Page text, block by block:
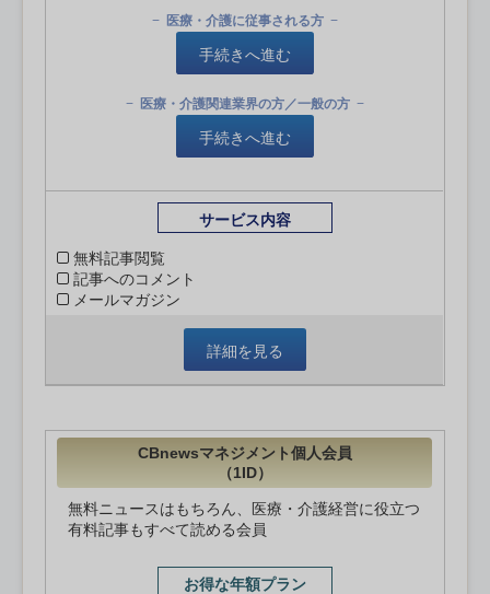
医療・介護に従事される方
手続きへ進む
医療・介護関連業界の方／一般の方
手続きへ進む
サービス内容
無料記事閲覧
記事へのコメント
メールマガジン
詳細を見る
CBnewsマネジメント個人会員
（1ID）
無料ニュースはもちろん、医療・介護経営に役立つ
有料記事もすべて読める会員
お得な年額プラン